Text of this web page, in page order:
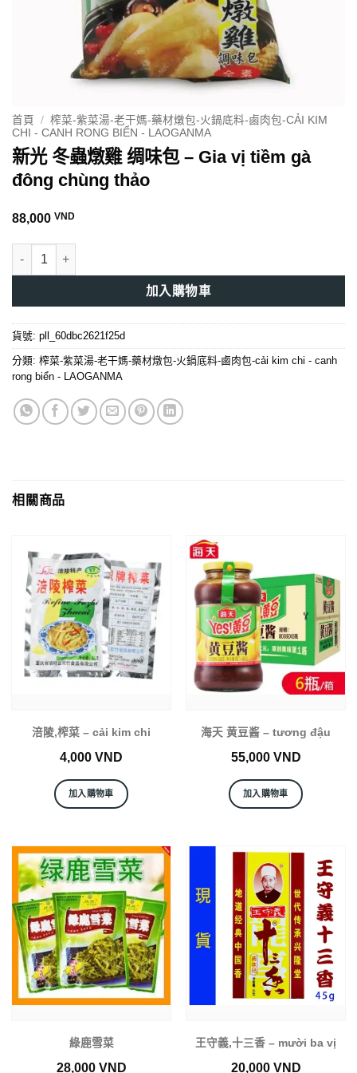
首頁 / 榨菜-紫菜湯-老干媽-藥材燉包-火鍋底料-鹵肉包-CẢI KIM
CHI - CANH RONG BIỂN - LAOGANMA
新光 冬蟲燉雞 绸味包 – Gia vị tiềm gà
đông chùng thảo
88,000 VND
新光 冬蟲燉雞 绸味包 - Gia vị tiềm gà đông chùng thảo 數量
加入購物車
貨號: pll_60dbc2621f25d
分類: 榨菜-紫菜湯-老干媽-藥材燉包-火鍋底料-鹵肉包-cải kim chi - canh
rong biển - LAOGANMA
相關商品
涪陵,榨菜 – cải kim chi
4,000 VND
加入購物車
海天 黄豆酱 – tương đậu
55,000 VND
加入購物車
綠鹿雪菜
28,000 VND
王守義,十三香 – mười ba vị
20,000 VND